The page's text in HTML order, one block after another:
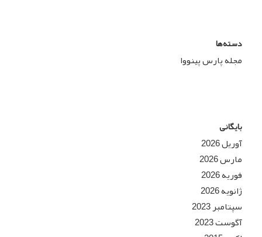
دسته‌ها
مجله پارس پینووا
بایگانی
آوریل 2026
مارس 2026
فوریه 2026
ژانویه 2026
سپتامبر 2023
آگوست 2023